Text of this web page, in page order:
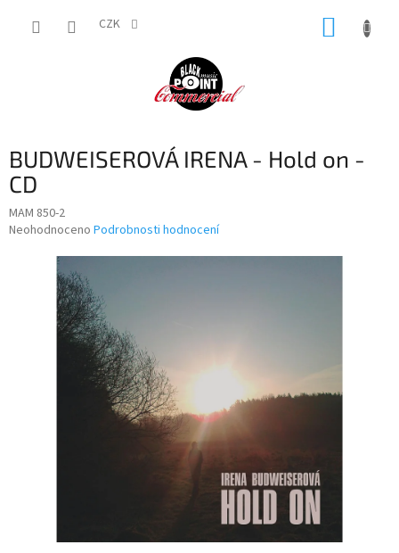
CZK
BUDWEISEROVÁ IRENA - Hold on -
CD
MAM 850-2
Průměrné
Neohodnoceno Podrobnosti hodnocení